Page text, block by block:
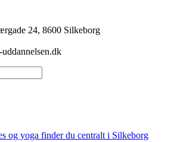
24, 8600 Silkeborg